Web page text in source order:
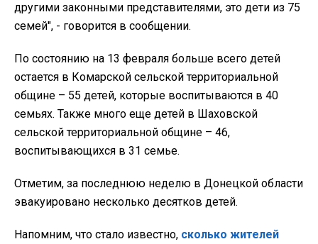
другими законными представителями, это дети из 75
семей", - говорится в сообщении.
По состоянию на 13 февраля больше всего детей
остается в Комарской сельской территориальной
общине – 55 детей, которые воспитываются в 40
семьях. Также много еще детей в Шаховской
сельской территориальной общине – 46,
воспитывающихся в 31 семье.
Отметим, за последнюю неделю в Донецкой области
эвакуировано несколько десятков детей.
Напомним, что стало известно, сколько жителей